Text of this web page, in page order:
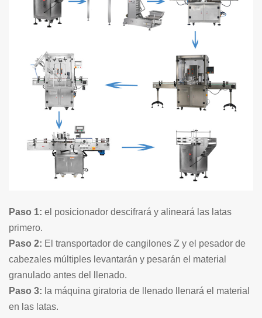
Paso 1: el posicionador descifrará y alineará las latas
primero.
Paso 2: El transportador de cangilones Z y el pesador de
cabezales múltiples levantarán y pesarán el material
granulado antes del llenado.
Paso 3: la máquina giratoria de llenado llenará el material
en las latas.